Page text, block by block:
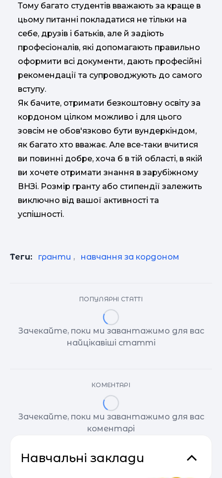
Тому багато студентів вважають за краще в
цьому питанні покладатися не тільки на
себе, друзів і батьків, але й задіють
професіоналів, які допомагають правильно
оформити всі документи, дають професійні
рекомендації та супроводжують до самого
вступу.
Як бачите, отримати безкоштовну освіту за
кордоном цілком можливо і для цього
зовсім не обов'язково бути вундеркіндом,
як багато хто вважає. Але все-таки вчитися
ви повинні добре, хоча б в тій області, в якій
ви хочете отримати знання в зарубіжному
ВНЗі. Розмір гранту або стипендії залежить
виключно від вашої активності та
успішності.
Теги: гранти , навчання за кордоном
ПОПУЛЯРНІ СТАТТІ
Зачекайте, поки ми завантажимо для вас
найцікавіші статті
КОМЕНТАРІ
Зачекайте, поки ми завантажимо для вас
коментарі
Навчальні заклади